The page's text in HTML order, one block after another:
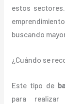
estos
buscando
¿Cuándo se
Este tipo de
para